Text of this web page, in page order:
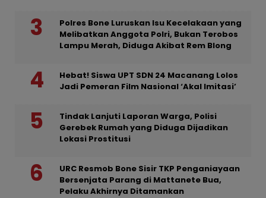
Polres Bone Luruskan Isu Kecelakaan yang
Melibatkan Anggota Polri, Bukan Terobos
Lampu Merah, Diduga Akibat Rem Blong
Hebat! Siswa UPT SDN 24 Macanang Lolos
Jadi Pemeran Film Nasional ‘Akal Imitasi’
Tindak Lanjuti Laporan Warga, Polisi
Gerebek Rumah yang Diduga Dijadikan
Lokasi Prostitusi
URC Resmob Bone Sisir TKP Penganiayaan
Bersenjata Parang di Mattanete Bua,
Pelaku Akhirnya Ditamankan